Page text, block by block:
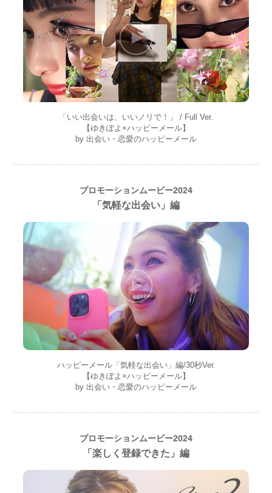
「いい出会いは、いいノリで！」 / Full Ver.
【ゆきぽよ×ハッピーメール】
by 出会い・恋愛のハッピーメール
プロモーションムービー2024
「気軽な出会い」編
ハッピーメール「気軽な出会い」編/30秒Ver.
【ゆきぽよ×ハッピーメール】
by 出会い・恋愛のハッピーメール
プロモーションムービー2024
「楽しく登録できた」編